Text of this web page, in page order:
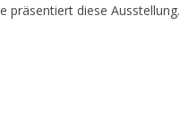
präsentiert diese Ausstellung.